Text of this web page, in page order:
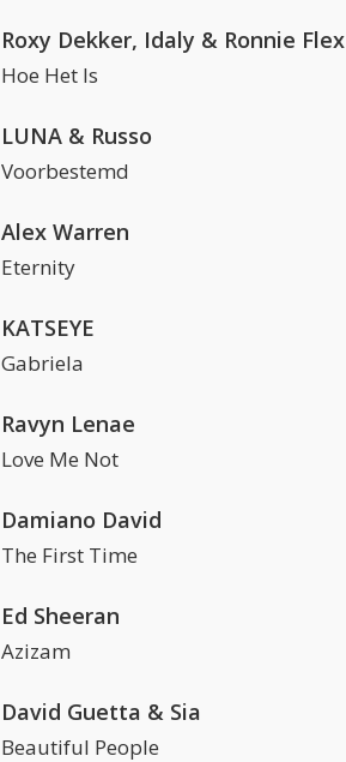
Roxy Dekker, Idaly & Ronnie Flex
Hoe Het Is
LUNA & Russo
Voorbestemd
Alex Warren
Eternity
KATSEYE
Gabriela
Ravyn Lenae
Love Me Not
Damiano David
The First Time
Ed Sheeran
Azizam
David Guetta & Sia
Beautiful People